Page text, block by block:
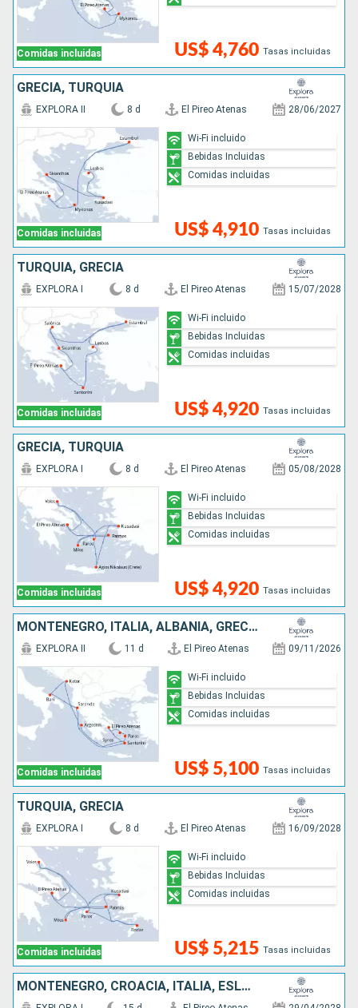
Comidas incluidas US$ 4,760 Tasas incluidas
GRECIA, TURQUÍA
Comidas incluidas
EXPLORA II 8 d El Pireo Atenas 28/06/2027
US$ 4,910 Tasas incluidas
Wi-Fi incluido
Bebidas Incluidas
Comidas incluidas
TURQUÍA, GRECIA
Comidas incluidas
EXPLORA I 8 d El Pireo Atenas 15/07/2028
US$ 4,920 Tasas incluidas
Wi-Fi incluido
Bebidas Incluidas
Comidas incluidas
GRECIA, TURQUÍA
Comidas incluidas
EXPLORA I 8 d El Pireo Atenas 05/08/2028
US$ 4,920 Tasas incluidas
Wi-Fi incluido
Bebidas Incluidas
Comidas incluidas
MONTENEGRO, ITALIA, ALBANIA, GRECIA
Comidas incluidas
EXPLORA II 11 d El Pireo Atenas 09/11/2026
US$ 5,100 Tasas incluidas
Wi-Fi incluido
Bebidas Incluidas
Comidas incluidas
TURQUÍA, GRECIA
Comidas incluidas
EXPLORA I 8 d El Pireo Atenas 16/09/2028
US$ 5,215 Tasas incluidas
Wi-Fi incluido
Bebidas Incluidas
Comidas incluidas
MONTENEGRO, CROACIA, ITALIA, ESLOVENIA, GRECIA